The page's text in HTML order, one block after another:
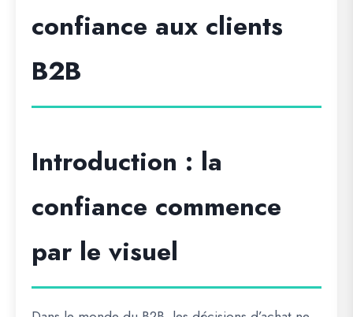
confiance aux clients
B2B
Introduction : la
confiance commence
par le visuel